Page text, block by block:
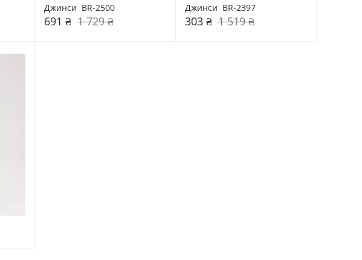
Джинси  BR-2500
691 ₴ 1 729 ₴
Джинси  BR-2397
303 ₴ 1 519 ₴